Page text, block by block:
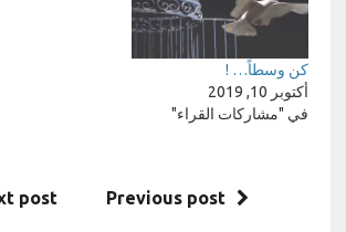
كن وسطاً… !
أكتوبر 10, 2019
في "مشاركات القراء"
Previous post
post